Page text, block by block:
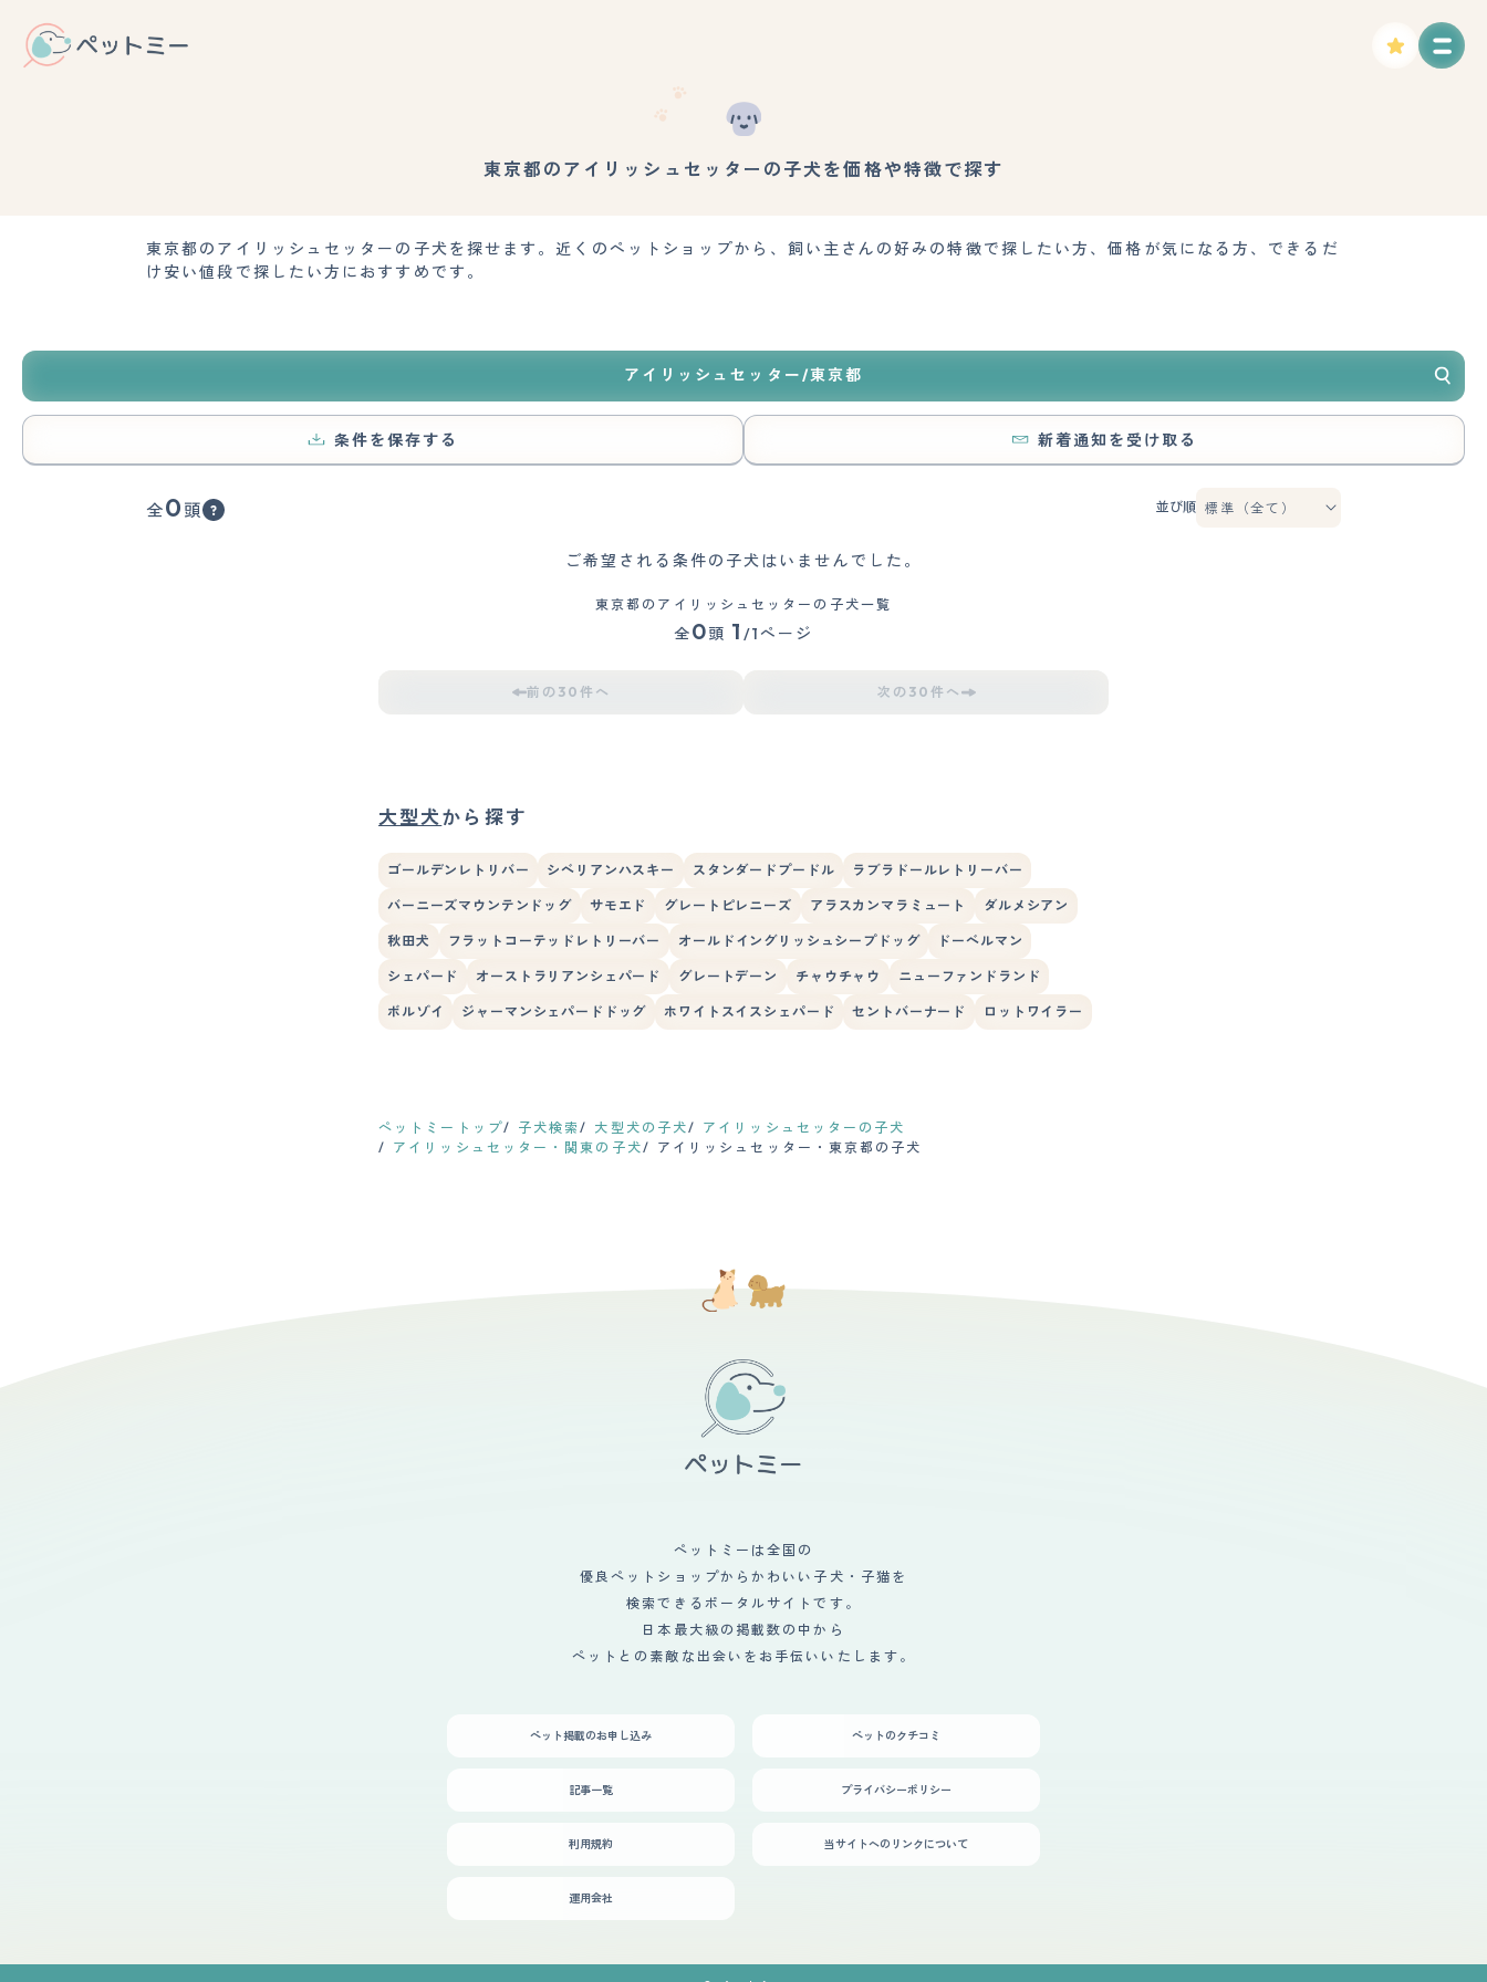
東京都のアイリッシュセッターの子犬を価格や特徴で探す
東京都のアイリッシュセッターの子犬を探せます。近くのペットショップから、飼い主さんの好みの特徴で探したい方、価格が気になる方、できるだ
け安い値段で探したい方におすすめです。
アイリッシュセッター/東京都
条件を保存する 新着通知を受け取る
全0 頭 並び順
ご希望される条件の子犬はいませんでした。
東京都のアイリッシュセッターの子犬一覧
全0頭 1 /1ページ
前の30件へ 次の30件へ
大型犬から探す
ゴールデンレトリバー シベリアンハスキー スタンダードプードル ラブラドールレトリーバー
バーニーズマウンテンドッグ サモエド グレートピレニーズ アラスカンマラミュート ダルメシアン
秋田犬 フラットコーテッドレトリーバー オールドイングリッシュシープドッグ ドーベルマン
シェパード オーストラリアンシェパード グレートデーン チャウチャウ ニューファンドランド
ボルゾイ ジャーマンシェパードドッグ ホワイトスイスシェパード セントバーナード ロットワイラー
ペットミートップ 子犬検索 大型犬の子犬
アイリッシュセッターの子犬
アイリッシュセッター・関東の子犬
アイリッシュセッター・東京都の子犬
ペットミーは全国の
優良ペットショップからかわいい子犬・子猫を
検索できるポータルサイトです。
日本最大級の掲載数の中から
ペットとの素敵な出会いをお手伝いいたします。
ペット掲載のお申し込み ペットのクチコミ
記事一覧 プライバシーポリシー
利用規約 当サイトへのリンクについて
運用会社